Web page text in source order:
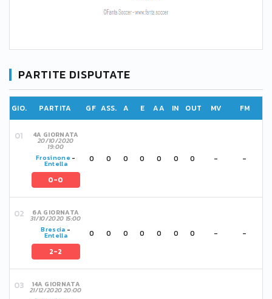
PARTITE DISPUTATE
GIO. PARTITA GF ASS. A E AA IN OUT MV FM
4A GIORNATA
20/10/2020
19:00
Frosinone -
Entella
0-0
0 0 0 0 0 0 0 - -
6A GIORNATA
31/10/2020 15:00
Brescia -
Entella
2-2
0 0 0 0 0 0 0 - -
14A GIORNATA
21/12/2020 20:00